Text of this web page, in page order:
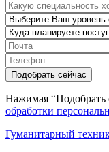
Нажимая “Подобрать
обработки
Гуманитарный